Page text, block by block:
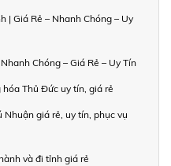
| Giá Rẻ – Nhanh Chóng – Uy
Chóng – Giá Rẻ – Uy Tín
Thủ Đức uy tín, giá rẻ
giá rẻ, uy tín, phục vụ
và đi tỉnh giá rẻ